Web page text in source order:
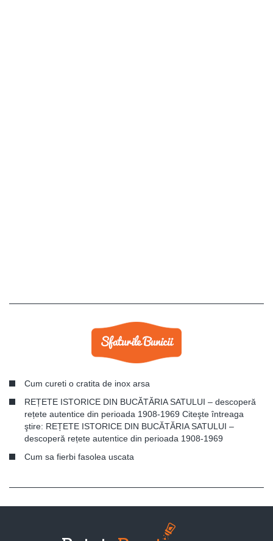
Cum cureti o cratita de inox arsa
REȚETE ISTORICE DIN BUCĂTĂRIA SATULUI – descoperă
rețete autentice din perioada 1908-1969 Citeşte întreaga
ştire: REȚETE ISTORICE DIN BUCĂTĂRIA SATULUI –
descoperă rețete autentice din perioada 1908-1969
Cum sa fierbi fasolea uscata